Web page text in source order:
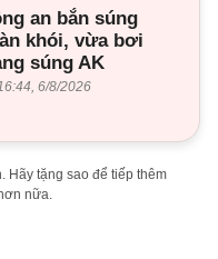
an bắn súng
khói, vừa bơi
súng AK
6/8/2026
Hãy tặng sao để tiếp thêm
nữa.